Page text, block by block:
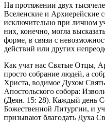
На протяжении двух
Вселенские и Архиерейские
исключительно при личном
них, конечно, могла
форме, в связи с
действий или других
Как учат нас Святые Отцы,
просто собрание людей, а
Христа, водимое Духом
Апостольского собора:
(Деян. 15: 28). Каждый день
Божественной Литургии, и
призывают благодать Духа